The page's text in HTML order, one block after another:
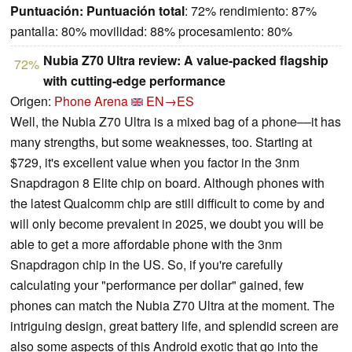
Puntuación: Puntuación total: 72% rendimiento: 87%
pantalla: 80% movilidad: 88% procesamiento: 80%
72% Nubia Z70 Ultra review: A value-packed flagship
with cutting-edge performance
Origen: Phone Arena
EN→ES
Well, the Nubia Z70 Ultra is a mixed bag of a phone––it has
many strengths, but some weaknesses, too. Starting at
$729, it's excellent value when you factor in the 3nm
Snapdragon 8 Elite chip on board. Although phones with
the latest Qualcomm chip are still difficult to come by and
will only become prevalent in 2025, we doubt you will be
able to get a more affordable phone with the 3nm
Snapdragon chip in the US. So, if you're carefully
calculating your "performance per dollar" gained, few
phones can match the Nubia Z70 Ultra at the moment. The
intriguing design, great battery life, and splendid screen are
also some aspects of this Android exotic that go into the